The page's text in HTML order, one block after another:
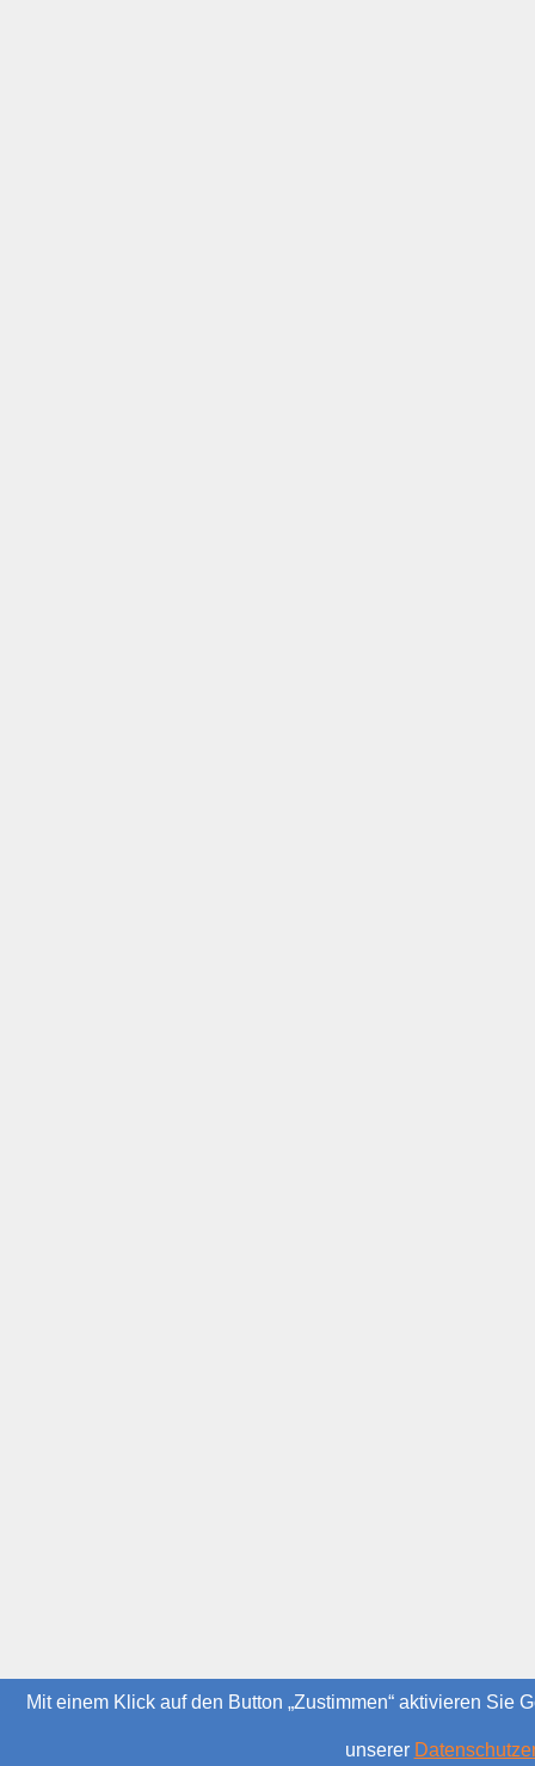
Mit einem Klick auf den Button „Zustimmen“ aktivieren
unserer